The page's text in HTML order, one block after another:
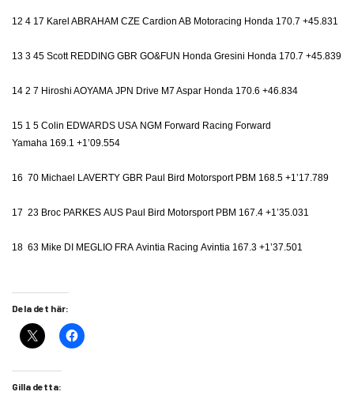
12 4 17 Karel ABRAHAM CZE Cardion AB Motoracing Honda 170.7 +45.831
13 3 45 Scott REDDING GBR GO&FUN Honda Gresini Honda 170.7 +45.839
14 2 7 Hiroshi AOYAMA JPN Drive M7 Aspar Honda 170.6 +46.834
15 1 5 Colin EDWARDS USA NGM Forward Racing Forward
Yamaha 169.1 +1’09.554
16 70 Michael LAVERTY GBR Paul Bird Motorsport PBM 168.5 +1’17.789
17 23 Broc PARKES AUS Paul Bird Motorsport PBM 167.4 +1’35.031
18 63 Mike DI MEGLIO FRA Avintia Racing Avintia 167.3 +1’37.501
Dela det här:
Gilla detta: